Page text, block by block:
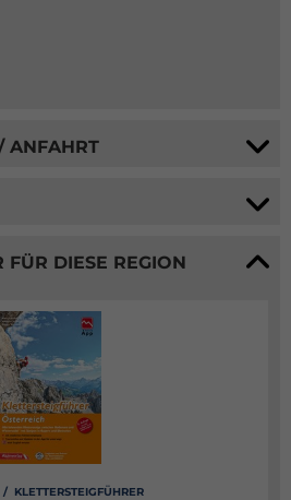
ANFAHRT
FÜR DIESE REGION
KLETTERSTEIGFÜHRER